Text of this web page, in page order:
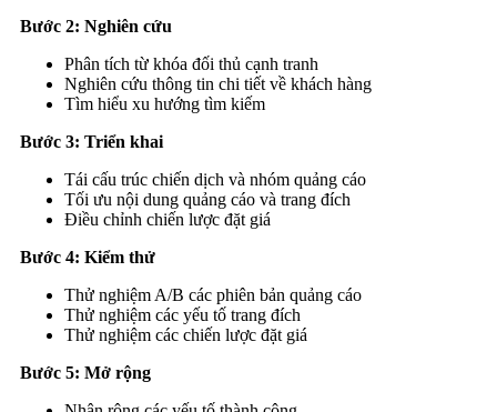
Bước 2: Nghiên cứu
Phân tích từ khóa đối thủ cạnh tranh
Nghiên cứu thông tin chi tiết về khách hàng
Tìm hiểu xu hướng tìm kiếm
Bước 3: Triển khai
Tái cấu trúc chiến dịch và nhóm quảng cáo
Tối ưu nội dung quảng cáo và trang đích
Điều chỉnh chiến lược đặt giá
Bước 4: Kiểm thử
Thử nghiệm A/B các phiên bản quảng cáo
Thử nghiệm các yếu tố trang đích
Thử nghiệm các chiến lược đặt giá
Bước 5: Mở rộng